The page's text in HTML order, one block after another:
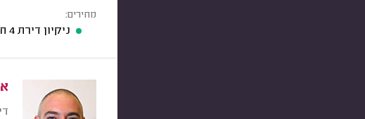
מחירים:
ניקיון דירת 4 חדרים לאחר שיפוץ לא כולל פוליש